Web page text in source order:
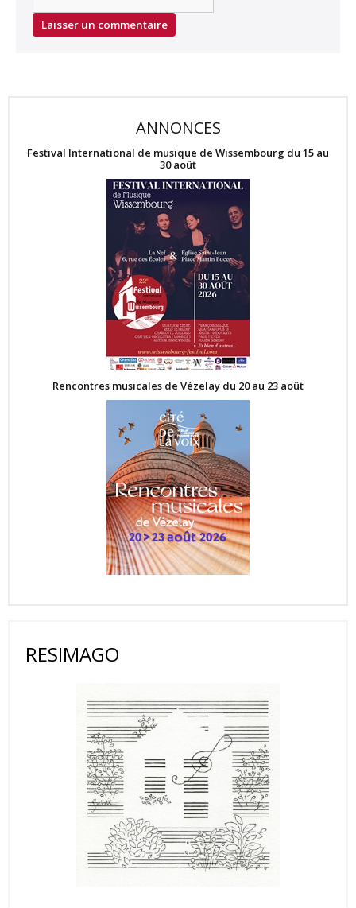
ANNONCES
Festival International de musique de Wissembourg du 15 au
30 août
Rencontres musicales de Vézelay du 20 au 23 août
RESIMAGO